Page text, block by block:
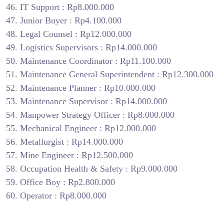
IT Support : Rp8.000.000
Junior Buyer : Rp4.100.000
Legal Counsel : Rp12.000.000
Logistics Supervisors : Rp14.000.000
Maintenance Coordinator : Rp11.100.000
Maintenance General Superintendent : Rp12.300.000
Maintenance Planner : Rp10.000.000
Maintenance Supervisor : Rp14.000.000
Manpower Strategy Officer : Rp8.000.000
Mechanical Engineer : Rp12.000.000
Metallurgist : Rp14.000.000
Mine Engineer : Rp12.500.000
Occupation Health & Safety : Rp9.000.000
Office Boy : Rp2.800.000
Operator : Rp8.000.000